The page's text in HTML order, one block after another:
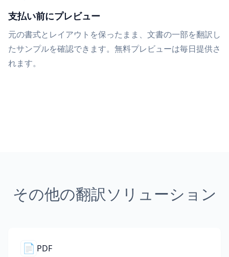
支払い前にプレビュー
元の書式とレイアウトを保ったまま、文書の一部を翻訳し
たサンプルを確認できます。無料プレビューは毎日提供さ
れます。
その他の翻訳ソリューション
📄 PDF